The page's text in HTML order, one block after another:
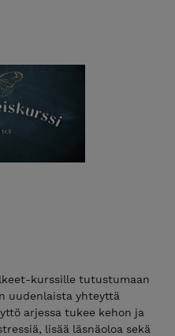
kurssille tutustumaan
uudenlaista yhteyttä
arjessa tukee kehon ja
lisää läsnäoloa sekä